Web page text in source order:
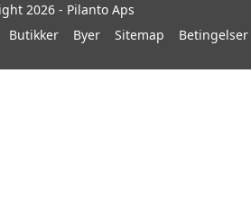
2026 - Pilanto Aps
Butikker Byer Sitemap Betingelser